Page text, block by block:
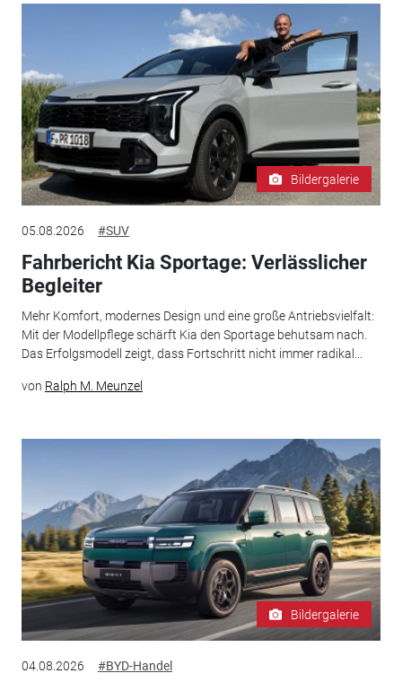
Bildergalerie
05.08.2026 #SUV
Fahrbericht Kia Sportage: Verlässlicher
Begleiter
Mehr Komfort, modernes Design und eine große Antriebsvielfalt:
Mit der Modellpflege schärft Kia den Sportage behutsam nach.
Das Erfolgsmodell zeigt, dass Fortschritt nicht immer radikal...
von Ralph M. Meunzel
Bildergalerie
04.08.2026 #BYD-Handel